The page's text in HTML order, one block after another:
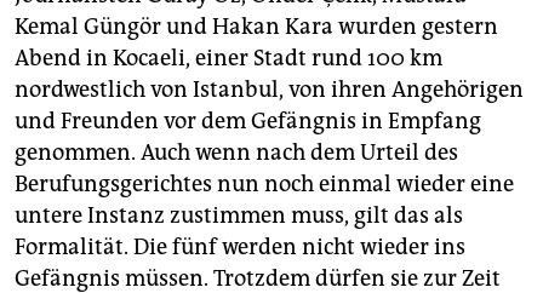
genossenschaft
epaper login
Kemal Güngör und Hakan Kara wurden gestern
Abend in Kocaeli, einer Stadt rund 100 km
nordwestlich von Istanbul, von ihren Angehörigen
und Freunden vor dem Gefängnis in Empfang
genommen. Auch wenn nach dem Urteil des
Berufungsgerichtes nun noch einmal wieder eine
untere Instanz zustimmen muss, gilt das als
Formalität. Die fünf werden nicht wieder ins
Gefängnis müssen. Trotzdem dürfen sie zur Zeit